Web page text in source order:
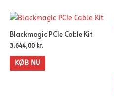
Blackmagic PCIe Cable Kit
3.644,00 kr.
KØB NU